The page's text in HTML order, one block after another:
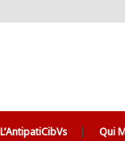
L’AntipatiCibVs Qui